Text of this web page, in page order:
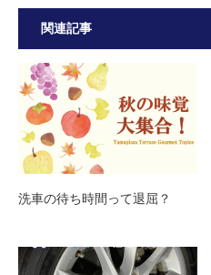
関連記事
洗車の待ち時間って退屈？